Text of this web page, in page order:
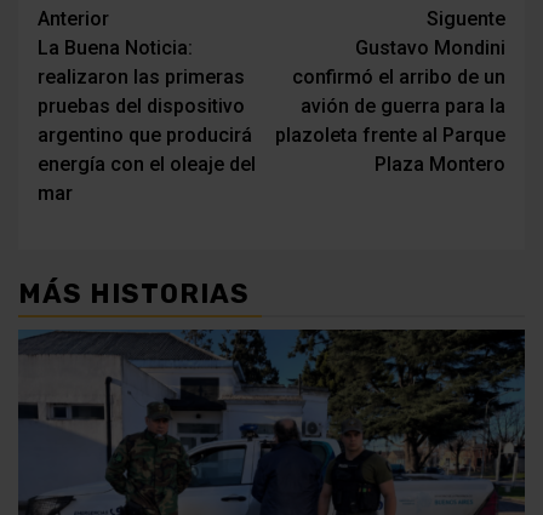
Navegación
de
entradas
Anterior
La Buena Noticia:
realizaron las primeras
pruebas del dispositivo
argentino que producirá
energía con el oleaje del
mar
Siguente
Gustavo Mondini
confirmó el arribo de un
avión de guerra para la
plazoleta frente al Parque
Plaza Montero
MÁS HISTORIAS